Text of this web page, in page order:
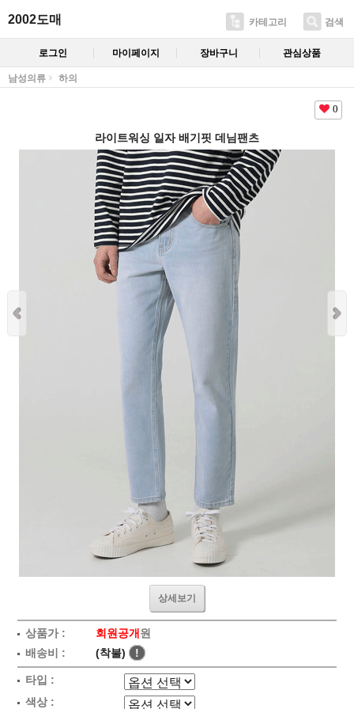
2002도매 카테고리 검색
로그인 마이페이지 장바구니 관심상품
남성의류 하의
0
라이트워싱 일자 배기핏 데님팬츠
상세보기
상품가 : 회원공개원
배송비 :
(착불) !
타입 :
색상 :